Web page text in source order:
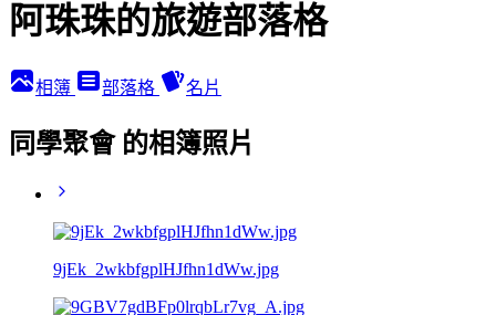
阿珠珠的旅遊部落格
相簿 部落格 名片
同學聚會 的相簿照片
9jEk_2wkbfgplHJfhn1dWw.jpg